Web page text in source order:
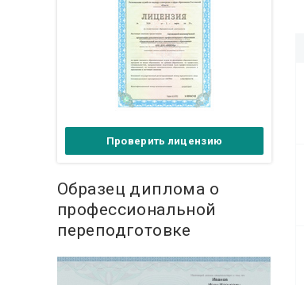
Проверить лицензию
Образец диплома о
профессиональной
переподготовке